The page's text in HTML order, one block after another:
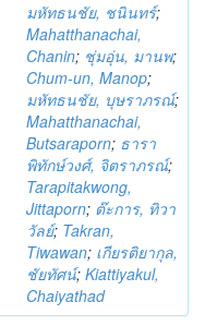
มหัทธนชัย, ชนินทร์;
Mahatthanachai,
Chanin; ชุ่มอุ่น, มานพ;
Chum-un, Manop;
มหัทธนชัย, บุษราภรณ์;
Mahatthanachai,
Butsaraporn; ธารา
พิทักษ์วงศ์, จิตราภรณ์;
Tarapitakwong,
Jittaporn; ต๊ะการ, ทิวา
วัลย์; Takran,
Tiwawan; เกียรติยากุล,
ชัยทัศน์; Kiattiyakul,
Chaiyathad